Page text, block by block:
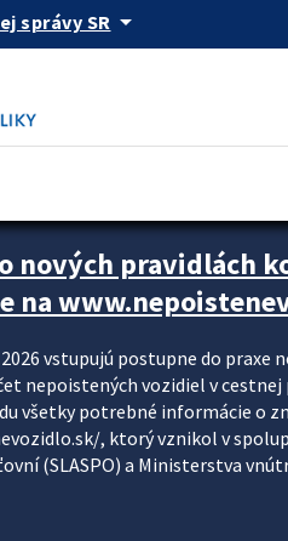
správy SR arrow_drop_down
o nových pravidlách
na
vstupujú postupne do
nepoistených vozidiel v cestnej
všetky potrebné informácie o
, ktorý vznikol v
(SLASPO) a Ministerstva